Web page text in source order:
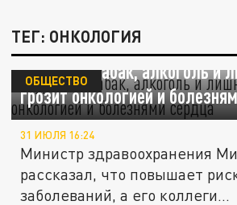
ТЕГ: ОНКОЛОГИЯ
Мурашко: Табак, алкоголь и
грозит онкологией и
ОБЩЕСТВО
31 ИЮЛЯ 16:24
Министр здравоохранения
рассказал, что повышает
заболеваний, а его коллеги...